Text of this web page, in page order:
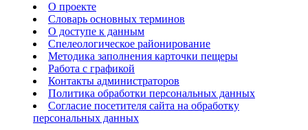
О проекте
Словарь основных терминов
О доступе к данным
Спелеологическое районирование
Методика заполнения карточки пещеры
Работа с графикой
Контакты администраторов
Политика обработки персональных данных
Согласие посетителя сайта на обработку
персональных данных